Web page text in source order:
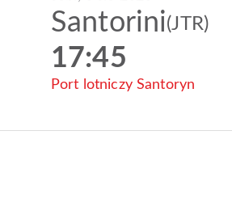
Santorini(JTR)
17:45
Port lotniczy Santoryn